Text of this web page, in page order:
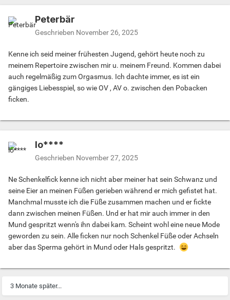
Peterbär
Geschrieben November 26, 2025
Kenne ich seid meiner frühesten Jugend, gehört heute noch zu
meinem Repertoire zwischen mir u. meinem Freund. Kommen dabei
auch regelmäßig zum Orgasmus. Ich dachte immer, es ist ein
gängiges Liebesspiel, so wie OV , AV o. zwischen den Pobacken
ficken.
lo****
Geschrieben November 27, 2025
Ne Schenkelfick kenne ich nicht aber meiner hat sein Schwanz und
seine Eier an meinen Füßen gerieben während er mich gefistet hat.
Manchmal musste ich die Füße zusammen machen und er fickte
dann zwischen meinen Füßen. Und er hat mir auch immer in den
Mund gespritzt wenn's ihn dabei kam. Scheint wohl eine neue Mode
geworden zu sein. Alle ficken nur noch Schenkel Füße oder Achseln
aber das Sperma gehört in Mund oder Hals gespritzt.
3 Monate später...